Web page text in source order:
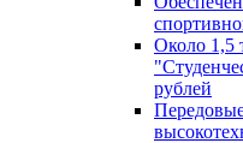
Около 1,5
рублей